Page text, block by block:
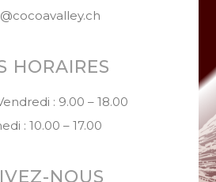
HORAIRES
: 9.00 – 18.00
: 10.00 – 17.00
NOUS